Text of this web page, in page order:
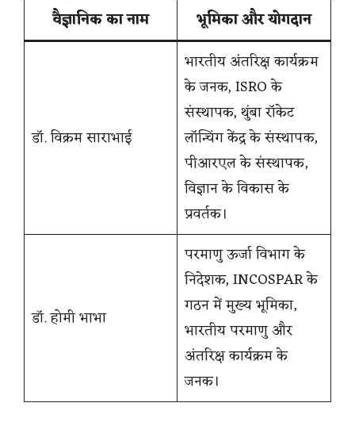
वैज्ञानिक का नाम
भूमिका और योगदान
डॉ. विक्रम साराभाई
भारतीय अंतरिक्ष कार्यक्रम
के जनक, ISRO के
संस्थापक, थुंबा रॉकेट
लॉन्चिंग केंद्र के संस्थापक,
पीआरएल के संस्थापक,
विज्ञान के विकास के
प्रवर्तक।
डॉ. होमी भाभा
परमाणु ऊर्जा विभाग के
निदेशक, INCOSPAR के
गठन में मुख्य भूमिका,
भारतीय परमाणु और
अंतरिक्ष कार्यक्रम के
जनक।